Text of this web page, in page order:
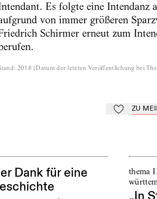
Es folgte eine Intendanz
von immer größeren
Schirmer erneut zum
: 2018 (Datum der letzten Veröffentlichung bei
Zu Mein-
ZU
Dank für eine
thema